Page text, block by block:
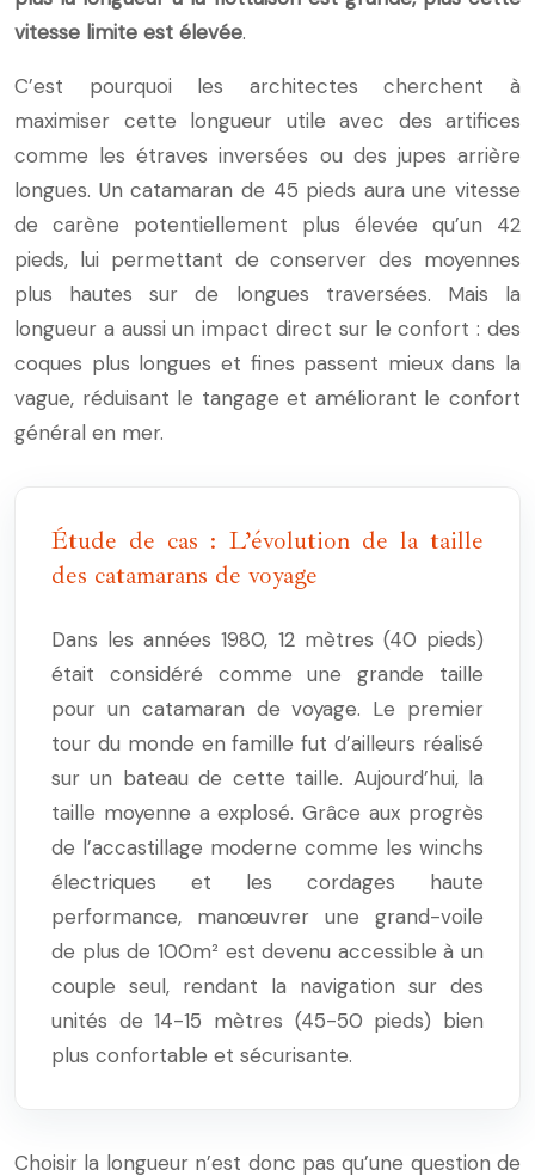
vitesse limite est élevée.
C’est pourquoi les architectes cherchent à
maximiser cette longueur utile avec des artifices
comme les étraves inversées ou des jupes arrière
longues. Un catamaran de 45 pieds aura une vitesse
de carène potentiellement plus élevée qu’un 42
pieds, lui permettant de conserver des moyennes
plus hautes sur de longues traversées. Mais la
longueur a aussi un impact direct sur le confort : des
coques plus longues et fines passent mieux dans la
vague, réduisant le tangage et améliorant le confort
général en mer.
Étude de cas : L’évolution de la taille
des catamarans de voyage
Dans les années 1980, 12 mètres (40 pieds)
était considéré comme une grande taille
pour un catamaran de voyage. Le premier
tour du monde en famille fut d’ailleurs réalisé
sur un bateau de cette taille. Aujourd’hui, la
taille moyenne a explosé. Grâce aux progrès
de l’accastillage moderne comme les winchs
électriques et les cordages haute
performance, manœuvrer une grand-voile
de plus de 100m² est devenu accessible à un
couple seul, rendant la navigation sur des
unités de 14-15 mètres (45-50 pieds) bien
plus confortable et sécurisante.
Choisir la longueur n’est donc pas qu’une question de